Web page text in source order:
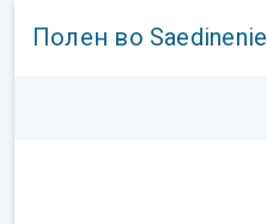
Полен во Saedinenie